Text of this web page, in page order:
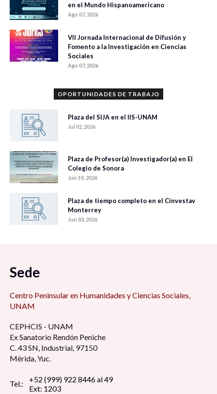
en el Mundo Hispanoamericano
Ago 07, 2026
VII Jornada Internacional de Difusión y
Fomento a la Investigación en Ciencias
Sociales
Ago 07, 2026
OPORTUNIDADES DE TRABAJO
Plaza del SIJA en el IIS-UNAM
Jul 02, 2026
Plaza de Profesor(a) Investigador(a) en El
Colegio de Sonora
Jun 10, 2026
Plaza de tiempo completo en el Cinvestav
Monterrey
Jun 03, 2026
Sede
Centro Peninsular en Humanidades y Ciencias Sociales,
UNAM
CEPHCIS - UNAM
Ex Sanatorio Rendón Peniche
C. 43 SN, Industrial, 97150
Mérida, Yuc.
Tel.:
+52 (999) 922 8446 al 49
Ext: 1203